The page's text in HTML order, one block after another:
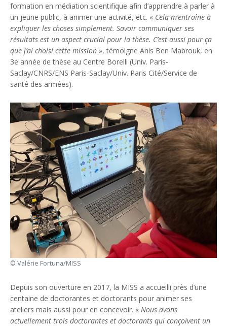
formation en médiation scientifique afin d’apprendre à parler à
un jeune public, à animer une activité, etc. « Cela m’entraîne à
expliquer les choses simplement. Savoir communiquer ses
résultats est un aspect crucial pour la thèse. C’est aussi pour ça
que j’ai choisi cette mission », témoigne Anis Ben Mabrouk, en
3e année de thèse au Centre Borelli (Univ. Paris-
Saclay/CNRS/ENS Paris-Saclay/Univ. Paris Cité/Service de
santé des armées).
© Valérie Fortuna/MISS
Depuis son ouverture en 2017, la MISS a accueilli près d’une
centaine de doctorantes et doctorants pour animer ses
ateliers mais aussi pour en concevoir. « Nous avons
actuellement trois doctorantes et doctorants qui conçoivent un